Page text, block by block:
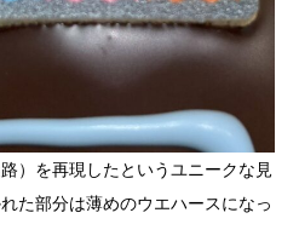
）を再現したというユニークな見
た部分は薄めのウエハースになっ